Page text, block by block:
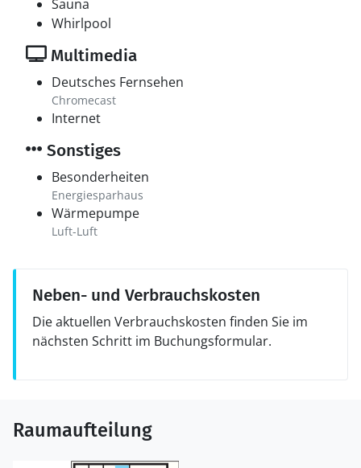
Sauna
Whirlpool
Multimedia
Deutsches Fernsehen
Chromecast
Internet
Sonstiges
Besonderheiten
Energiesparhaus
Wärmepumpe
Luft-Luft
Neben- und Verbrauchskosten
Die aktuellen Verbrauchskosten finden Sie im
nächsten Schritt im Buchungsformular.
Raumaufteilung